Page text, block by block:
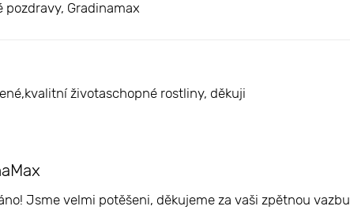
pozdravy, Gradinamax
životaschopné rostliny, děkuji
Jsme velmi potěšeni, děkujeme za vaši zpětnou vazbu.